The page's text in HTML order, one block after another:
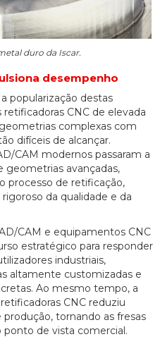
duro da Iscar.
desempenho
popularização destas
CNC de elevada
complexas com
difíceis de alcançar.
CAM modernos passaram a
avançadas,
processo de retificação,
da qualidade e da
CAM e equipamentos CNC
estratégico para responder
industriais,
altamente customizadas e
Ao mesmo tempo, a
CNC reduziu
tornando as fresas
de vista comercial.